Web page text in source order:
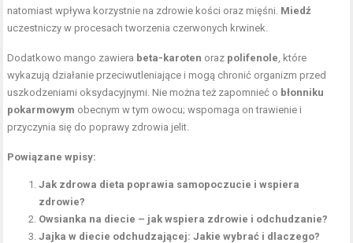
natomiast wpływa korzystnie na zdrowie kości oraz mięśni. Miedź
uczestniczy w procesach tworzenia czerwonych krwinek.
Dodatkowo mango zawiera beta-karoten oraz polifenole , które
wykazują działanie przeciwutleniające i mogą chronić organizm przed
uszkodzeniami oksydacyjnymi. Nie można też zapomnieć o błonniku
pokarmowym obecnym w tym owocu; wspomaga on trawienie i
przyczynia się do poprawy zdrowia jelit.
Powiązane wpisy:
Jak zdrowa dieta poprawia samopoczucie i wspiera
zdrowie?
Owsianka na diecie – jak wspiera zdrowie i odchudzanie?
Jajka w diecie odchudzającej: Jakie wybrać i dlaczego?